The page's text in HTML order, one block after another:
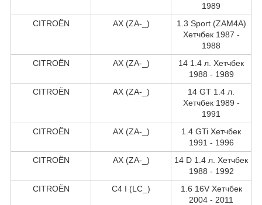
1989
CITROËN
AX (ZA-_)
1.3 Sport (ZAM4A)
Хетчбек 1987 -
1988
CITROËN
AX (ZA-_)
14 1.4 л. Хетчбек
1988 - 1989
CITROËN
AX (ZA-_)
14 GT 1.4 л.
Хетчбек 1989 -
1991
CITROËN
AX (ZA-_)
1.4 GTi Хетчбек
1991 - 1996
CITROËN
AX (ZA-_)
14 D 1.4 л. Хетчбек
1988 - 1992
CITROËN
C4 I (LC_)
1.6 16V Хетчбек
2004 - 2011